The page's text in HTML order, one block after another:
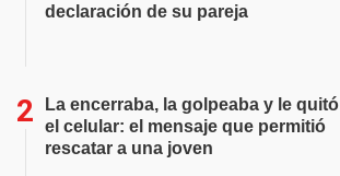
declaración de su pareja
La encerraba, la golpeaba y le quitó
el celular: el mensaje que permitió
rescatar a una joven